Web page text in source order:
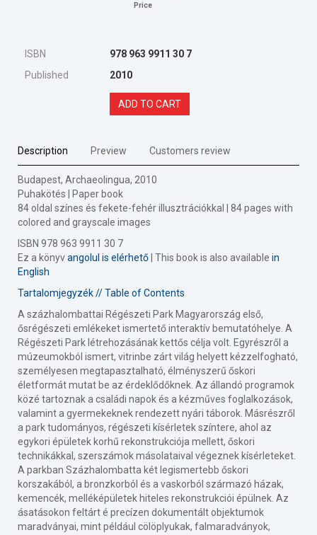
Price
ISBN
978 963 9911 30 7
Published
2010
ADD TO CART
Description Preview Customers review
Budapest, Archaeolingua, 2010
Puhakötés | Paper book
84 oldal színes és fekete-fehér illusztrációkkal | 84 pages with
colored and grayscale images
ISBN 978 963 9911 30 7
Ez a könyvangolul is elérhető | This book is also available in
English
Tartalomjegyzék // Table of Contents
A százhalombattai Régészeti Park Magyarország első,
ősrégészeti emlékeket ismertető interaktív bemutatóhelye. A
Régészeti Park létrehozásának kettős célja volt. Egyrészről a
múzeumokból ismert, vitrinbe zárt világ helyett kézzelfogható,
személyesen megtapasztalható, élményszerű őskori
életformát mutat be az érdeklődőknek. Az állandó programok
közé tartoznak a családi napok és a kézműves foglalkozások,
valamint a gyermekeknek rendezett nyári táborok. Másrészről
a park tudományos, régészeti kísérletek színtere, ahol az
egykori épületek korhű rekonstrukciója mellett, őskori
technikákkal, szerszámok másolataival végeznek kísérleteket.
A parkban Százhalombatta két legismertebb őskori
korszakából, a bronzkorból és a vaskorból származó házak,
kemencék, melléképületek hiteles rekonstrukciói épülnek. Az
ásatásokon feltárt é precízen dokumentált objektumok
maradványai, mint például cölöplyukak, falmaradványok,